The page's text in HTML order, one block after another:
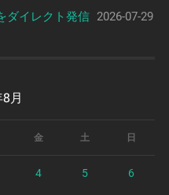
ダイレクト発信 2026-07-29
月
金 土 日
4 5 6